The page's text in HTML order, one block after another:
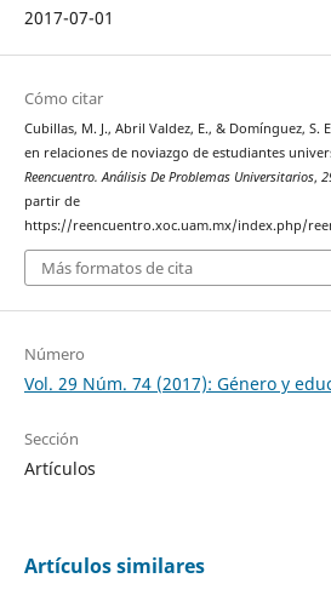
2017-07-01
Cómo citar
Cubillas, M. J., Abril Valdez, E., & Domínguez, S.
en relaciones de noviazgo de estudiantes
Reencuentro. Análisis De Problemas Universitarios,
partir de
https://reencuentro.xoc.uam.mx/index.php/
Más formatos de cita
Número
Vol. 29 Núm. 74 (2017): Género y
Sección
Artículos
Artículos similares